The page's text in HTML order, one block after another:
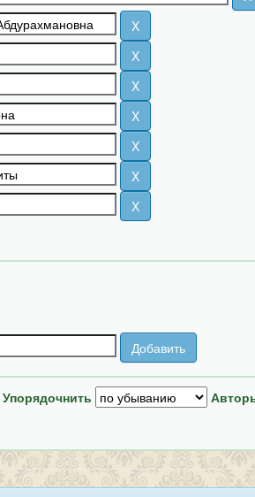
Упорядочнить